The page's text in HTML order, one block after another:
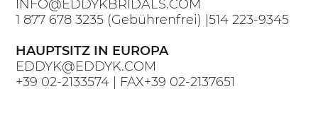
INFO@EDDYKBRIDALS.COM
1 877 678 3235 (Gebührenfrei) |514 223-9345
HAUPTSITZ IN EUROPA
EDDYK@EDDYK.COM
+39 02-2133574 | FAX+39 02-2137651